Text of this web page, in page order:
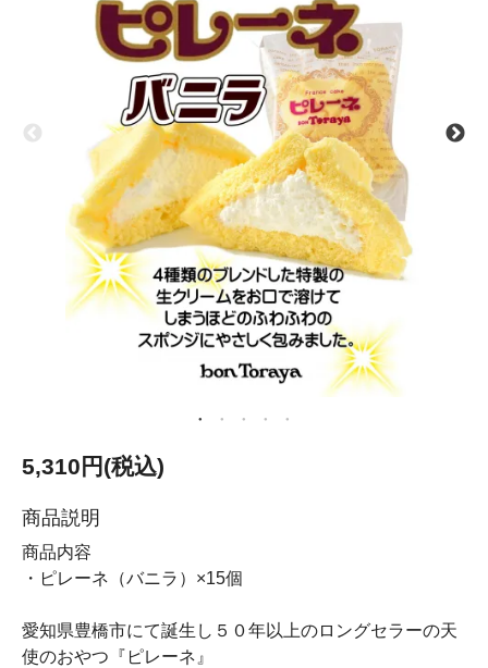
5,310円(税込)
商品説明
商品内容
・ピレーネ（バニラ）×15個
愛知県豊橋市にて誕生し５０年以上のロングセラーの天
使のおやつ『ピレーネ』